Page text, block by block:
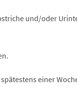
und/oder
einer